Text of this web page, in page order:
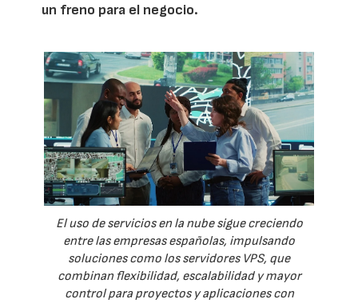
un freno para el negocio.
El uso de servicios en la nube sigue creciendo
entre las empresas españolas, impulsando
soluciones como los servidores VPS, que
combinan flexibilidad, escalabilidad y mayor
control para proyectos y aplicaciones con